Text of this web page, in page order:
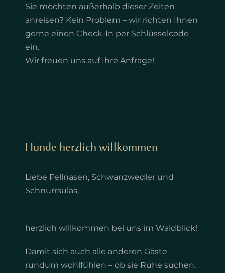
Sie möchten außerhalb dieser Zeiten
anreisen? Kein Problem – wir richten Ihnen
gerne einen Check-In per Schlüsselcode
ein.
Wir freuen uns auf Ihre Anfrage!
Hunde herzlich willkommen
Liebe Fellnasen, Schwanzwedler und
Schnurrsulas,
herzlich willkommen bei uns im Waldblick!
Damit sich auch alle anderen Gäste
rundum wohlfühlen – ob sie Ruhe suchen,